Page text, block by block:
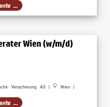
...
Wien (w/m/d)
Versicherung AG |
Wien |
...